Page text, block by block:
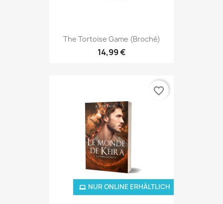
The Tortoise Game (broché)
14,99 €
NUR ONLINE ERHÄLTLICH
favorite_border